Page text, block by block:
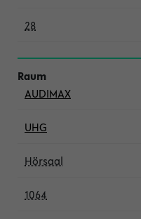
28
AUDIMAX
UHG
Hörsaal
1064